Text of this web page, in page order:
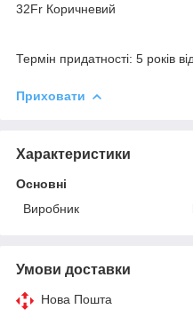
32Fr Коричневий
Термін придатності: 5 років
Приховати
Характеристики
Основні
Виробник
Умови доставки
Нова Пошта